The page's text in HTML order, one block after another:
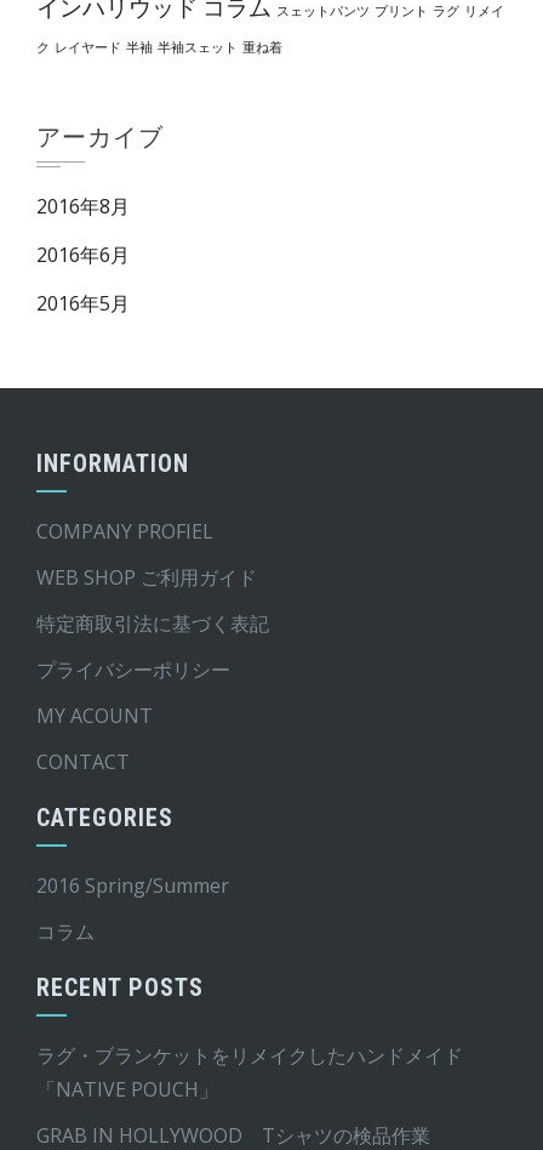
インハリウッド コラム スェットパンツ プリント ラグ リメイ
ク レイヤード 半袖 半袖スェット 重ね着
アーカイブ
2016年8月
2016年6月
2016年5月
INFORMATION
COMPANY PROFIEL
WEB SHOP ご利用ガイド
特定商取引法に基づく表記
プライバシーポリシー
MY ACOUNT
CONTACT
CATEGORIES
2016 Spring/Summer
コラム
RECENT POSTS
ラグ・ブランケットをリメイクしたハンドメイド
「NATIVE POUCH」
GRAB IN HOLLYWOOD Tシャツの検品作業